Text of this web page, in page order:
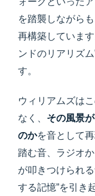
を踏襲しながら
再構築していま
ンドのリアリズ
す。
ウィリアムズは
なく、 その風景
のかを音として
踏む音、ラジオ
が叩きつけられ
する記憶”を引き